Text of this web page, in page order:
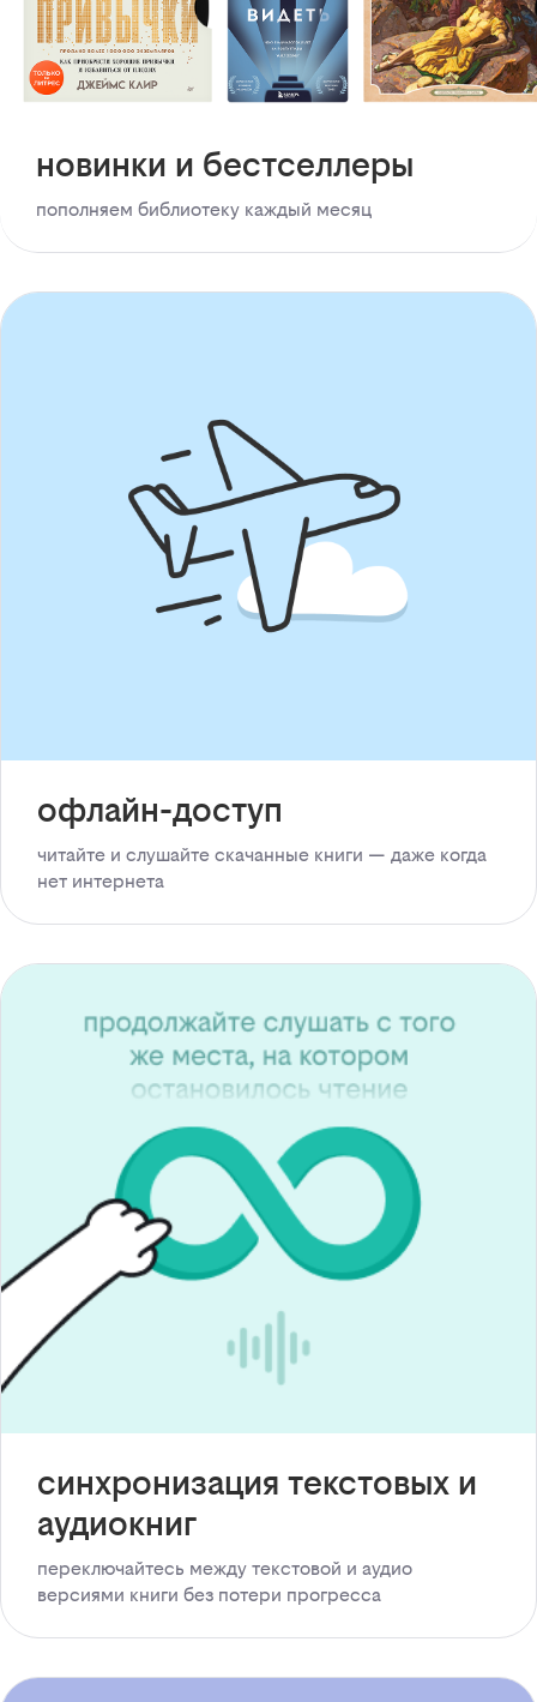
новинки и бестселлеры
пополняем библиотеку каждый месяц
офлайн-доступ
читайте и слушайте скачанные книги — даже когда
нет интернета
синхронизация текстовых и
аудиокниг
переключайтесь между текстовой и аудио
версиями книги без потери прогресса